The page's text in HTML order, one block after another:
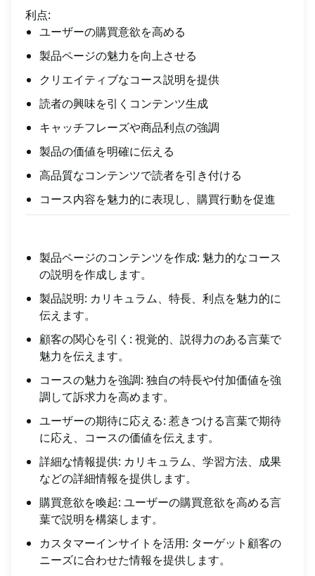
利点:
ユーザーの購買意欲を高める
製品ページの魅力を向上させる
クリエイティブなコース説明を提供
読者の興味を引くコンテンツ生成
キャッチフレーズや商品利点の強調
製品の価値を明確に伝える
高品質なコンテンツで読者を引き付ける
コース内容を魅力的に表現し、購買行動を促進
製品ページのコンテンツを作成: 魅力的なコース
の説明を作成します。
製品説明: カリキュラム、特長、利点を魅力的に
伝えます。
顧客の関心を引く: 視覚的、説得力のある言葉で
魅力を伝えます。
コースの魅力を強調: 独自の特長や付加価値を強
調して訴求力を高めます。
ユーザーの期待に応える: 惹きつける言葉で期待
に応え、コースの価値を伝えます。
詳細な情報提供: カリキュラム、学習方法、成果
などの詳細情報を提供します。
購買意欲を喚起: ユーザーの購買意欲を高める言
葉で説明を構築します。
カスタマーインサイトを活用: ターゲット顧客の
ニーズに合わせた情報を提供します。